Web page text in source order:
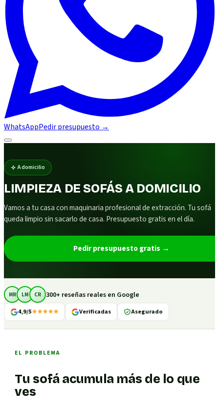
WhatsAppPedir presupuesto →
A domicilio
LIMPIEZA DE SOFÁS A DOMICILIO
Vamos a tu casa con maquinaria profesional de extracción. Tu sofá
queda limpio sin sacarlo de casa. Presupuesto gratis en el día.
Pedir presupuesto gratis →
MR LM CR 300+ reseñas reales en Google
4,9/5★★★★★ Verificadas Asegurado
EL PROBLEMA
Tu sofá acumula más de lo que
ves